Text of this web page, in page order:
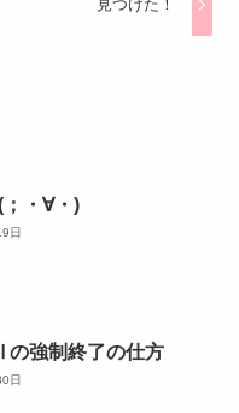
見つけた！
・∀・)
日
強制終了の仕方
日